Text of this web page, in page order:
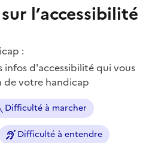
l’accessibilité
:
d'accessibilité qui vous
votre handicap
Difficulté à marcher
Difficulté à entendre